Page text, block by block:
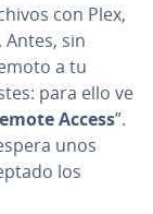
con Plex,
sin
a tu
para ello ve
Access”.
unos
los